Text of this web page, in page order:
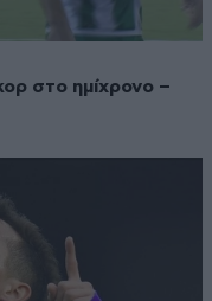
στο ημίχρονο –